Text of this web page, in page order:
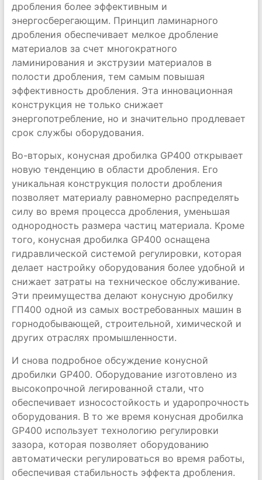
дробления более эффективным и
энергосберегающим. Принцип ламинарного
дробления обеспечивает мелкое дробление
материалов за счет многократного
ламинирования и экструзии материалов в
полости дробления, тем самым повышая
эффективность дробления. Эта инновационная
конструкция не только снижает
энергопотребление, но и значительно продлевает
срок службы оборудования.
Во-вторых, конусная дробилка GP400 открывает
новую тенденцию в области дробления. Его
уникальная конструкция полости дробления
позволяет материалу равномерно распределять
силу во время процесса дробления, уменьшая
однородность размера частиц материала. Кроме
того, конусная дробилка GP400 оснащена
гидравлической системой регулировки, которая
делает настройку оборудования более удобной и
снижает затраты на техническое обслуживание.
Эти преимущества делают конусную дробилку
ГП400 одной из самых востребованных машин в
горнодобывающей, строительной, химической и
других отраслях промышленности.
И снова подробное обсуждение конусной
дробилки GP400. Оборудование изготовлено из
высокопрочной легированной стали, что
обеспечивает износостойкость и ударопрочность
оборудования. В то же время конусная дробилка
GP400 использует технологию регулировки
зазора, которая позволяет оборудованию
автоматически регулироваться во время работы,
обеспечивая стабильность эффекта дробления.